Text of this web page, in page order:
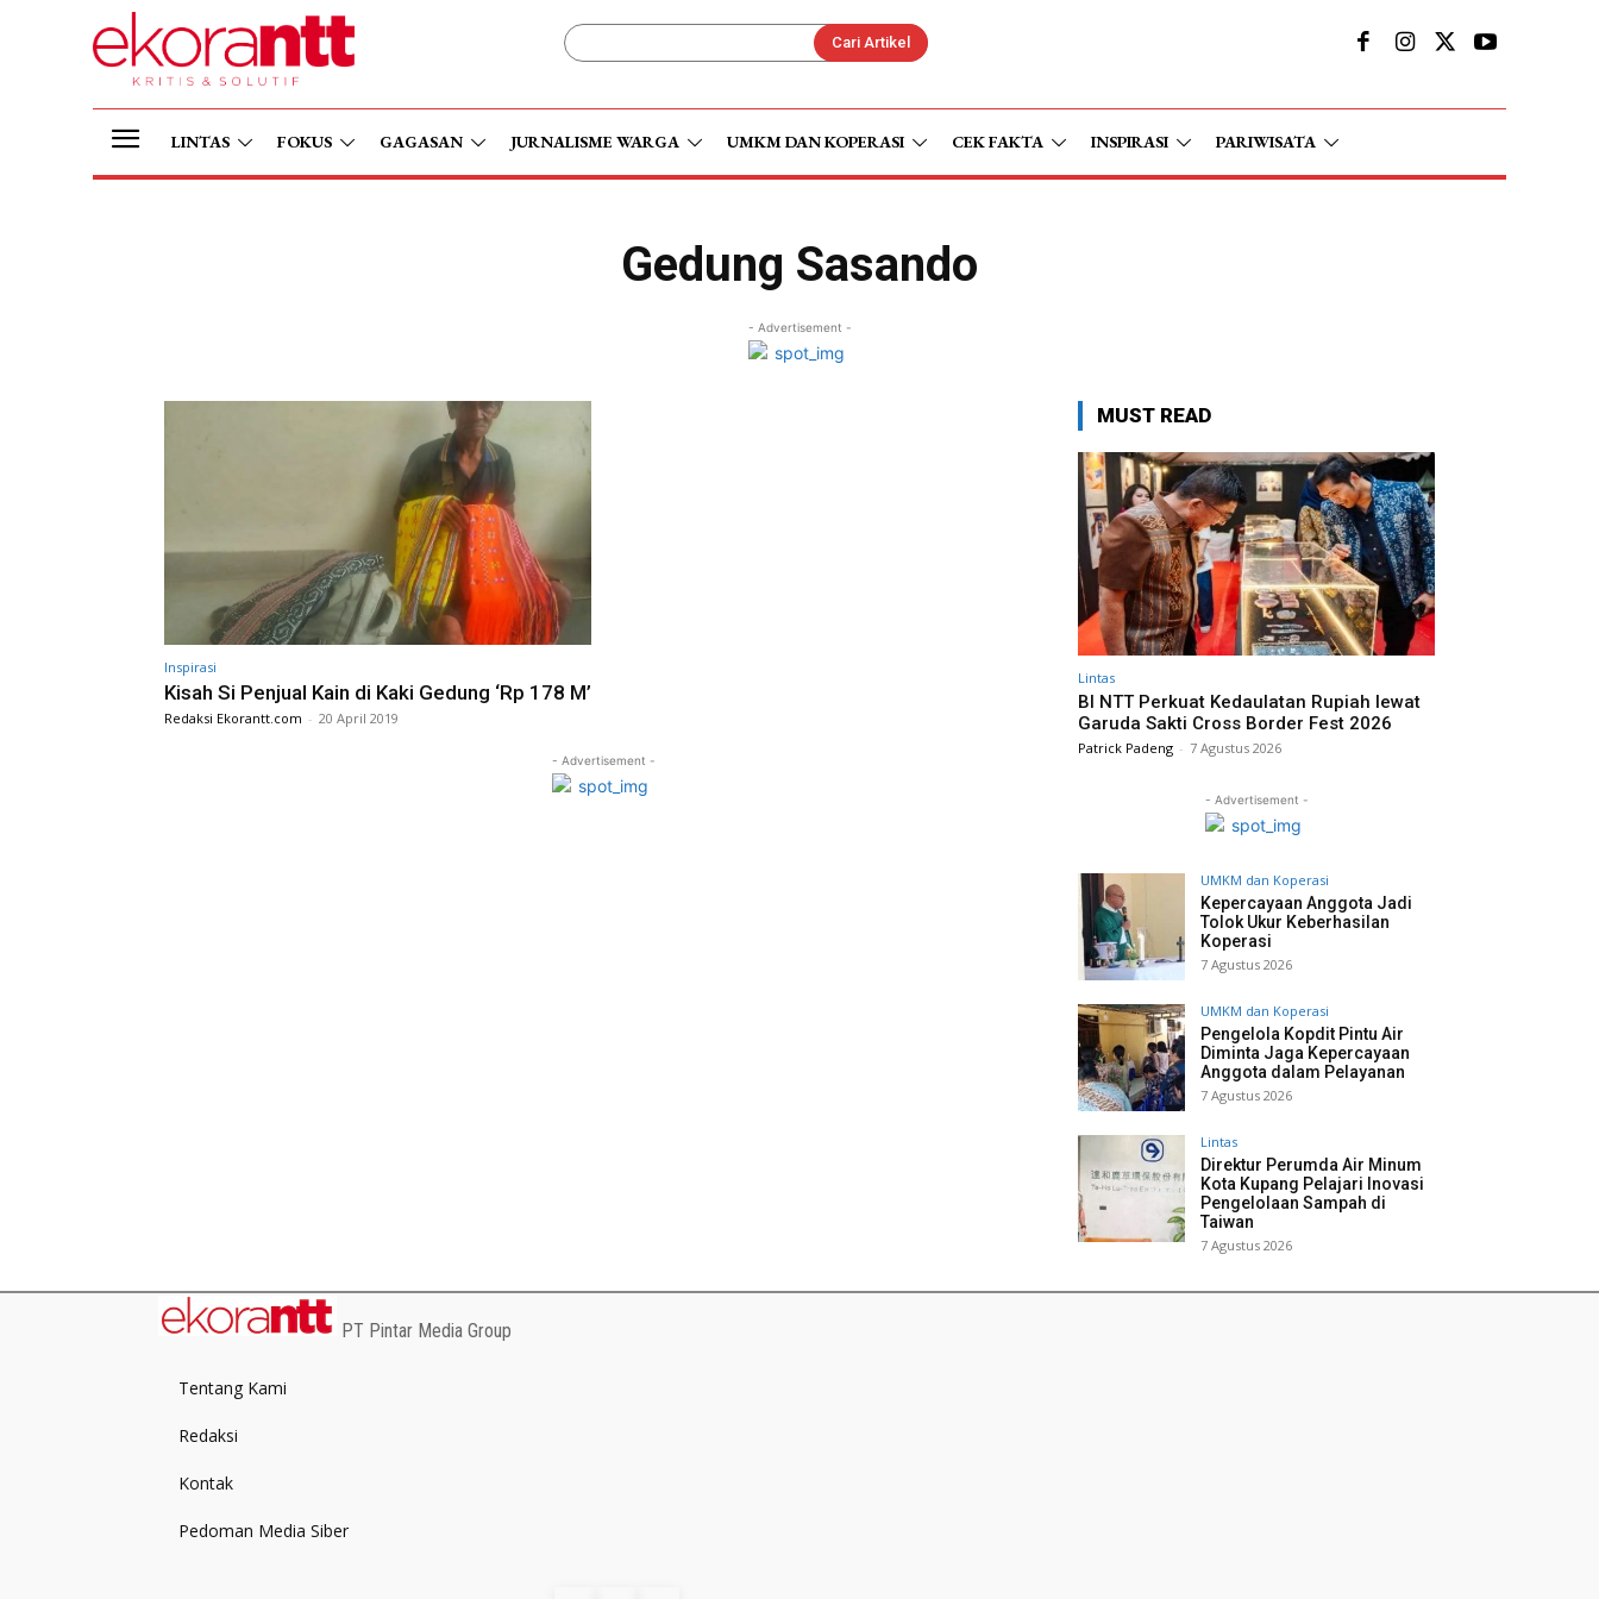
Cari Artikel
LINTAS FOKUS GAGASAN JURNALISME WARGA UMKM DAN KOPERASI CEK FAKTA INSPIRASI PARIWISATA
Gedung Sasando
- Advertisement -
Inspirasi
Kisah Si Penjual Kain di Kaki Gedung ‘Rp 178 M’
Redaksi Ekorantt.com - 20 April 2019
- Advertisement -
MUST READ
Lintas
BI NTT Perkuat Kedaulatan Rupiah lewat
Garuda Sakti Cross Border Fest 2026
Patrick Padeng - 7 Agustus 2026
- Advertisement -
UMKM dan Koperasi
Kepercayaan Anggota Jadi
Tolok Ukur Keberhasilan
Koperasi
7 Agustus 2026
UMKM dan Koperasi
Pengelola Kopdit Pintu Air
Diminta Jaga Kepercayaan
Anggota dalam Pelayanan
7 Agustus 2026
Lintas
Direktur Perumda Air Minum
Kota Kupang Pelajari Inovasi
Pengelolaan Sampah di
Taiwan
7 Agustus 2026
PT Pintar Media Group
Tentang Kami
Redaksi
Kontak
Pedoman Media Siber